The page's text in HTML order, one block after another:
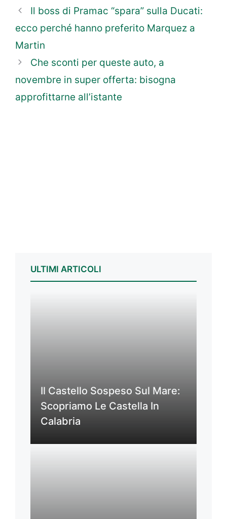
Il boss di Pramac “spara” sulla Ducati:
ecco perché hanno preferito Marquez a
Martin
Che sconti per queste auto, a
novembre in super offerta: bisogna
approfittarne all’istante
ULTIMI ARTICOLI
Il Castello Sospeso Sul Mare:
Scopriamo Le Castella In
Calabria